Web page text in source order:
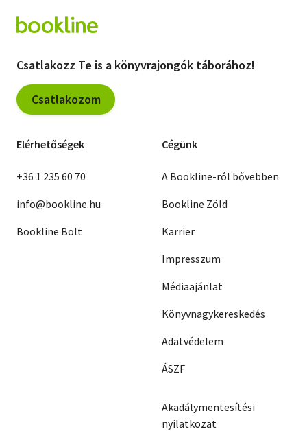
Csatlakozz Te is a könyvrajongók táborához!
Csatlakozom
Elérhetőségek
+36 1 235 60 70
info@bookline.hu
Bookline Bolt
Cégünk
A Bookline-ról bővebben
Bookline Zöld
Karrier
Impresszum
Médiaajánlat
Könyvnagykereskedés
Adatvédelem
ÁSZF
Akadálymentesítési
nyilatkozat